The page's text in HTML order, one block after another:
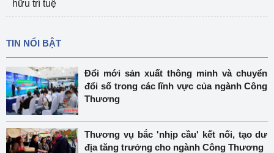
hữu trí tuệ
TIN NỔI BẬT
Đổi mới sản xuất thông minh và chuyển
đổi số trong các lĩnh vực của ngành Công
Thương
Thương vụ bắc 'nhịp cầu' kết nối, tạo dư
địa tăng trưởng cho ngành Công Thương